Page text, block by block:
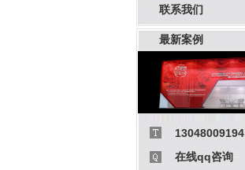
联系我们
最新案例
13048009194
在线qq咨询